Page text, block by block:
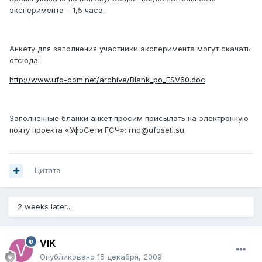
эксперимента – 1,5 часа.
Анкету для заполнения участники эксперимента могут скачать
отсюда:
http://www.ufo-com.net/archive/Blank_po_ESV60.doc
Заполненные бланки анкет просим присылать на электронную
почту проекта «УфоСети ГСЧ»: rnd@ufoseti.su
Цитата
2 weeks later...
VIK
Опубликовано 15 декабря, 2009